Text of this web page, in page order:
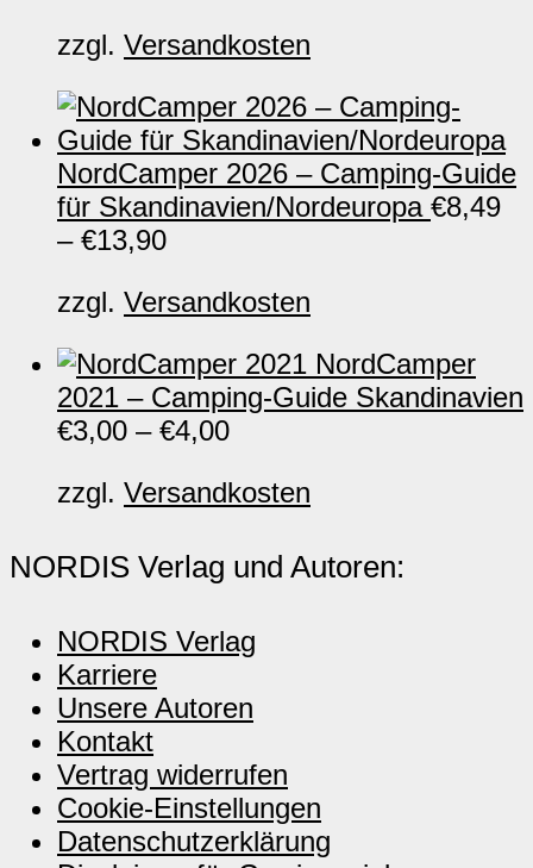
zzgl. Versandkosten
NordCamper 2026 – Camping-Guide
für Skandinavien/Nordeuropa €8,49
– €13,90
zzgl. Versandkosten
NordCamper
2021 – Camping-Guide Skandinavien
€3,00 – €4,00
zzgl. Versandkosten
NORDIS Verlag und Autoren:
NORDIS Verlag
Karriere
Unsere Autoren
Kontakt
Vertrag widerrufen
Cookie-Einstellungen
Datenschutzerklärung